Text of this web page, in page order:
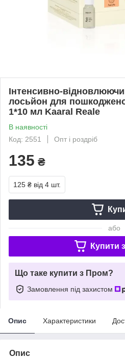
Інтенсивно-
лосьйон для
1*10 мл Kaaral Reale
В наявності
Код: 2551
Опт і роздріб
135 ₴
125 ₴ від 4 шт.
або
Купити з
Що таке купити з Пром?
Замовлення під захистом
Опис Характеристики
Опис